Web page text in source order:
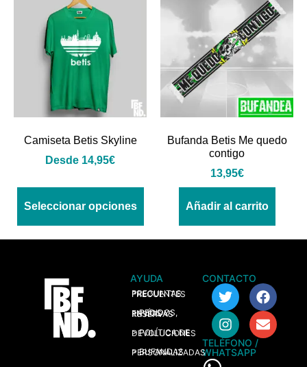
Camiseta Betis Skyline
Desde 14,95€
Seleccionar opciones
Bufanda Betis Me quedo
contigo
13,95€
Añadir al carrito
AYUDA
> PREGUNTAS FRECUENTES
> PEDIDOS, ENVÍOS Y RESERVAS
> POLÍTICA DE DEVOLUCIONES
> BUFANDAS PERSONALIZADAS
CONTACTO
TELÉFONO /
WHATSAPP